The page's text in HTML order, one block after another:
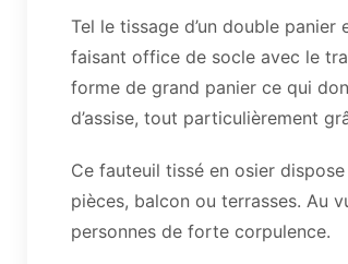
Tel le tissage d’un double
faisant office de socle avec le
forme de grand panier ce qui
d’assise, tout particulièrement
Ce fauteuil tissé en osier
pièces, balcon ou terrasses. Au
personnes de forte corpulence.